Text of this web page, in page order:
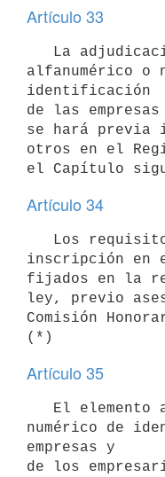
Artículo 33
alfanumérico o
identificación
de las
se hará previa
otros en el
Artículo 34
inscripción en
fijados en la
ley, previo
Comisión
Artículo 35
numérico de
empresas y
de los